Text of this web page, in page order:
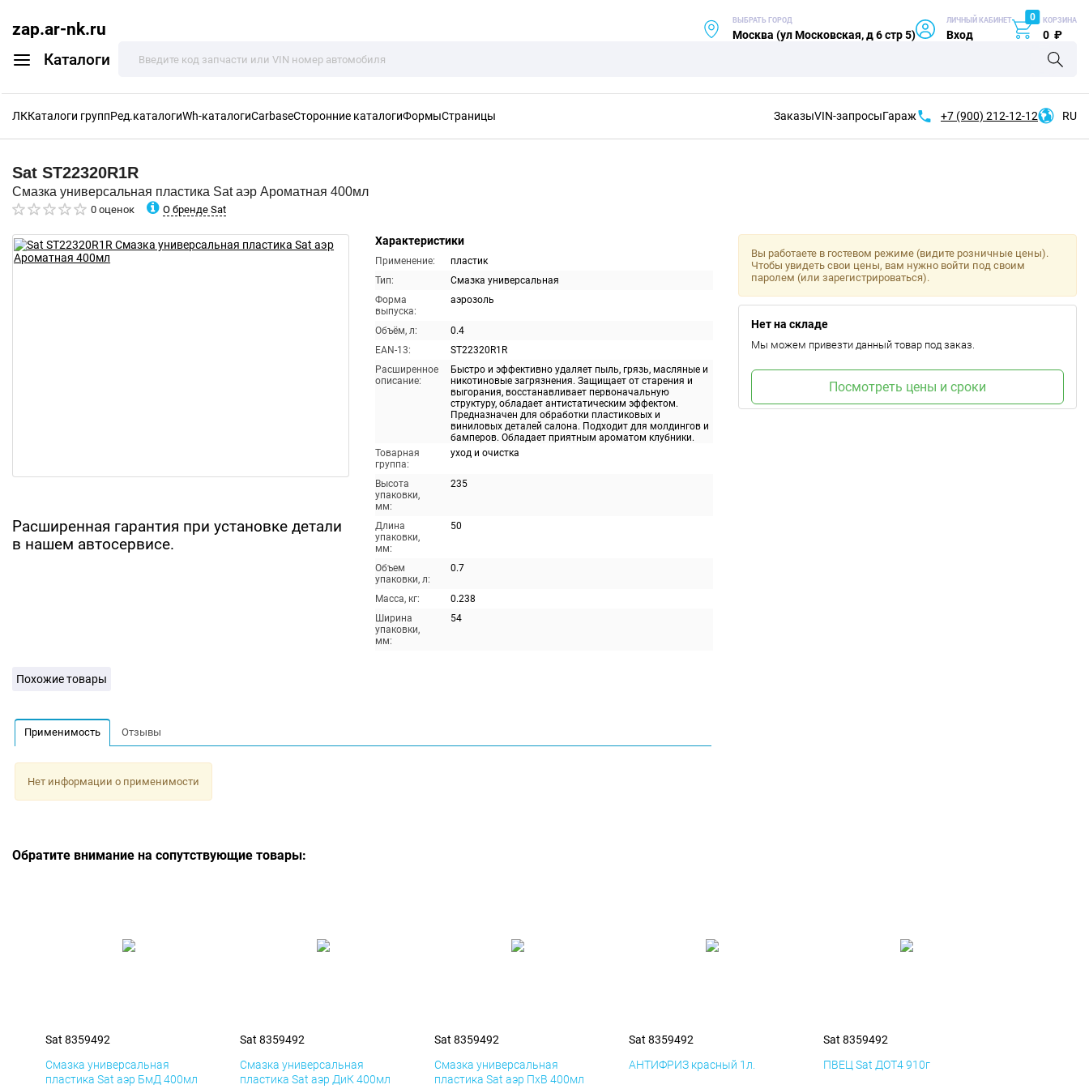
zap.ar-nk.ru
Каталоги
ВЫБРАТЬ ГОРОД
Москва (ул Московская, д 6 стр 5)
ЛИЧНЫЙ КАБИНЕТ
Вход
0 КОРЗИНА
0 ₽
ЛККаталоги группРед.каталогиWh-каталогиCarbaseСторонние каталогиФормыСтраницы ЗаказыVIN-запросыГараж +7 (900) 212-12-12 RU
Sat ST22320R1R
Смазка универсальная пластика Sat аэр Ароматная 400мл
0 оценок О бренде Sat
Расширенная гарантия при установке детали
в нашем автосервисе.
Характеристики
Применение:
пластик
Тип:
Смазка универсальная
Форма
выпуска:
аэрозоль
Объём, л:
0.4
EAN-13:
ST22320R1R
Расширенное
описание:
Быстро и эффективно удаляет пыль, грязь, масляные и
никотиновые загрязнения. Защищает от старения и
выгорания, восстанавливает первоначальную
структуру, обладает антистатическим эффектом.
Предназначен для обработки пластиковых и
виниловых деталей салона. Подходит для молдингов и
бамперов. Обладает приятным ароматом клубники.
Товарная
группа:
уход и очистка
Высота
упаковки,
мм:
235
Длина
упаковки,
мм:
50
Объем
упаковки, л:
0.7
Масса, кг:
0.238
Ширина
упаковки,
мм:
54
Вы работаете в гостевом режиме (видите розничные цены).
Чтобы увидеть свои цены, вам нужно войти под своим
паролем (или зарегистрироваться).
Нет на складе
Мы можем привезти данный товар под заказ.
Посмотреть цены и сроки
Похожие товары
Применимость Отзывы
Нет информации о применимости
Обратите внимание на сопутствующие товары:
Sat 8359492
Смазка универсальная
пластика Sat аэр БмД 400мл
Sat 8359492
Смазка универсальная
пластика Sat аэр ДиК 400мл
Sat 8359492
Смазка универсальная
пластика Sat аэр ПхВ 400мл
Sat 8359492
АНТИФРИЗ красный 1л.
Sat 8359492
ПВЕЦ Sat ДОТ4 910г